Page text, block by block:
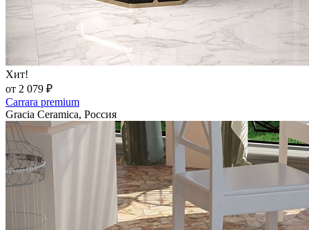
Хит!
от 2 079 ₽
Carrara premium
Gracia Ceramica, Россия